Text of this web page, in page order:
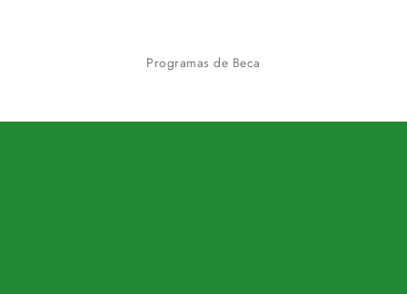
Programas de Beca